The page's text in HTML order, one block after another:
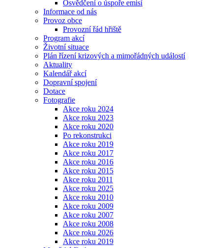
Osvědčení o úspoře emisí
Informace od nás
Provoz obce
Provozní řád hřiště
Program akcí
Životní situace
Plán řízení krizových a mimořádných událostí
Aktuality
Kalendář akcí
Dopravní spojení
Dotace
Fotografie
Akce roku 2024
Akce roku 2023
Akce roku 2020
Po rekonstrukci
Akce roku 2019
Akce roku 2017
Akce roku 2016
Akce roku 2015
Akce roku 2011
Akce roku 2025
Akce roku 2010
Akce roku 2009
Akce roku 2007
Akce roku 2008
Akce roku 2026
Akce roku 2019